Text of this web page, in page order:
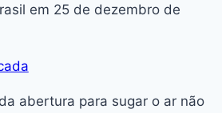
em 25 de dezembro de
abertura para sugar o ar não